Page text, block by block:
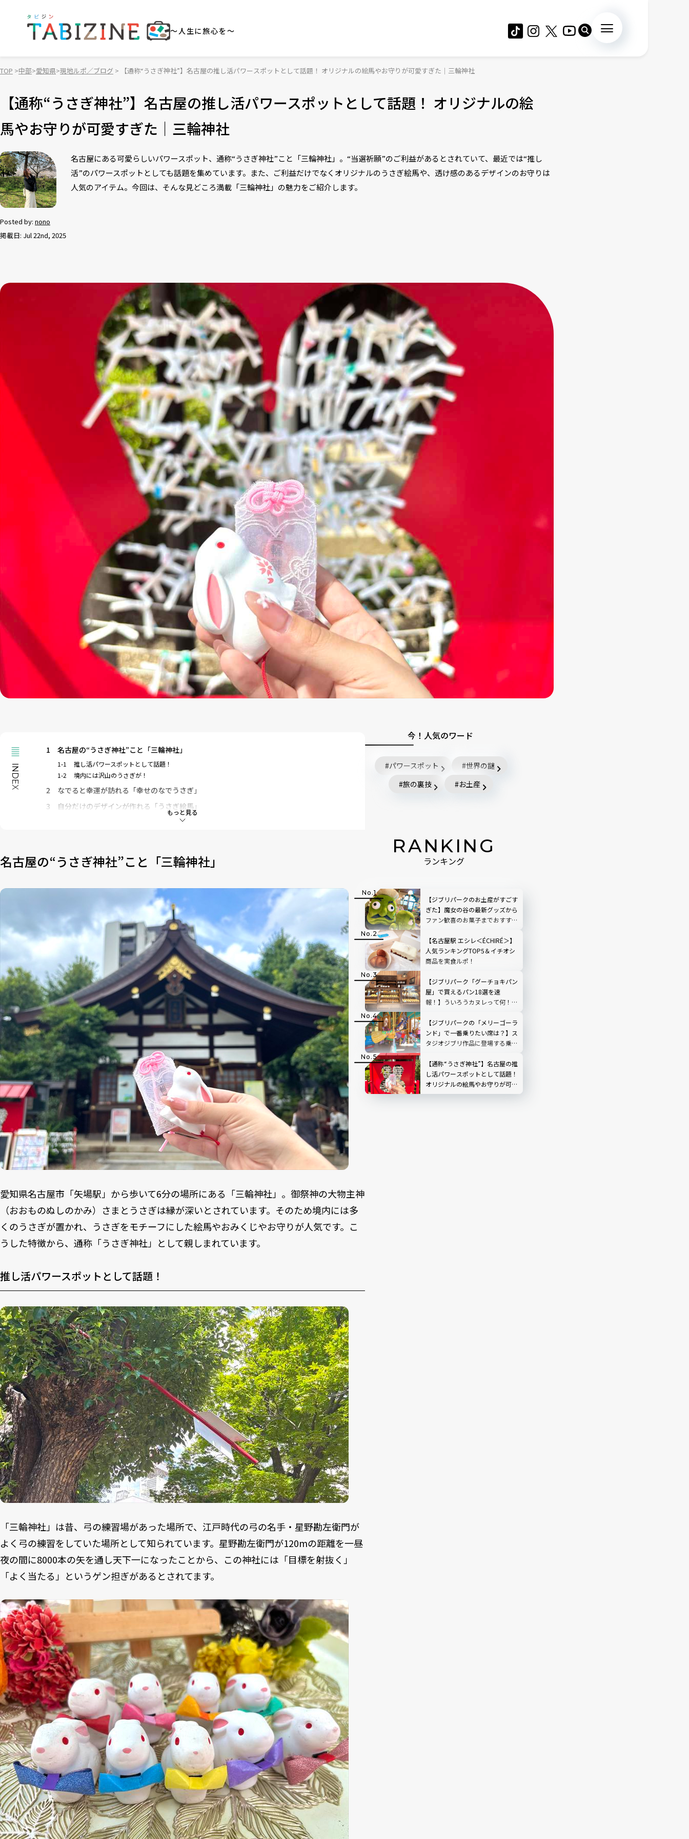
～人生に旅心を～
TOP 中部 愛知県 現地ルポ／ブログ 【通称“うさぎ神社”】名古屋の推し活パワースポットとして話題！ オリジナルの絵馬やお守りが可愛すぎた｜三輪神社
【通称“うさぎ神社”】名古屋の推し活パワースポットとして話題！ オリジナルの絵
馬やお守りが可愛すぎた｜三輪神社
Posted by: nono
掲載日: Jul 22nd, 2025
名古屋にある可愛らしいパワースポット、通称“うさぎ神社”こと「三輪神社」。“当選祈願”のご利益があるとされていて、最近では“推し
活”のパワースポットとしても話題を集めています。また、ご利益だけでなくオリジナルのうさぎ絵馬や、透け感のあるデザインのお守りは
人気のアイテム。今回は、そんな見どころ満載「三輪神社」の魅力をご紹介します。
もっと見る
INDEX
1 名古屋の“うさぎ神社”こと「三輪神社」
1-1
推し活パワースポットとして話題！
1-2
境内には沢山のうさぎが！
2
なでると幸運が訪れる「幸せのなでうさぎ」
3
自分だけのデザインが作れる「うさぎ絵馬」
透けてるレースデザインが1番人気「願いが叶う守」
うさぎに囲まれた癒やしパワースポット
名古屋の“うさぎ神社”こと「三輪神社」
愛知県名古屋市「矢場駅」から歩いて6分の場所にある「三輪神社」。御祭神の大物主神
（おおものぬしのかみ）さまとうさぎは縁が深いとされています。そのため境内には多
くのうさぎが置かれ、うさぎをモチーフにした絵馬やおみくじやお守りが人気です。こ
うした特徴から、通称「うさぎ神社」として親しまれています。
推し活パワースポットとして話題！
「三輪神社」は昔、弓の練習場があった場所で、江戸時代の弓の名手・星野勘左衛門が
よく弓の練習をしていた場所として知られています。星野勘左衛門が120mの距離を一昼
夜の間に8000本の矢を通し天下一になったことから、この神社には「目標を射抜く」
「よく当たる」というゲン担ぎがあるとされてます。
今！人気のワード
パワースポット
世界の謎
旅の裏技
お土産
RANKING
ランキング
【ジブリパークのお土産がすごす
ぎた】魔女の谷の最新グッズから
ファン歓喜のお菓子までおすすめ
【名古屋駅 エシレ＜ÉCHIRÉ＞】
人気ランキングTOP5＆イチオシ
商品を実食ルポ！
【ジブリパーク「グーチョキパン
屋」で買えるパン18選を速
報！】ういろうカヌレって何！？
【ジブリパークの「メリーゴーラ
ンド」で一番乗りたい席は？】ス
タジオジブリ作品に登場する乗り
【通称“うさぎ神社”】名古屋の推
し活パワースポットとして話題！
オリジナルの絵馬やお守りが可愛
すぎた｜三輪神社